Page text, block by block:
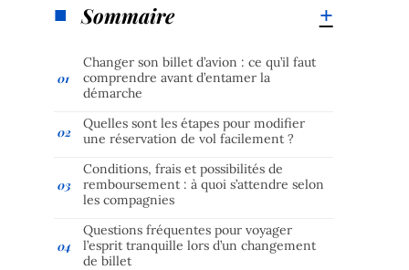
Sommaire
Changer son billet d’avion : ce qu’il faut
comprendre avant d’entamer la
démarche
Quelles sont les étapes pour modifier
une réservation de vol facilement ?
Conditions, frais et possibilités de
remboursement : à quoi s’attendre selon
les compagnies
Questions fréquentes pour voyager
l’esprit tranquille lors d’un changement
de billet